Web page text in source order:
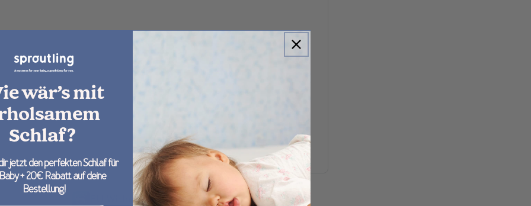
EU Withdrawal Button
wär’s mit
Schlaf?
jetzt den perfekten Schlaf für
+ 20€ Rabatt auf deine
Bestellung!